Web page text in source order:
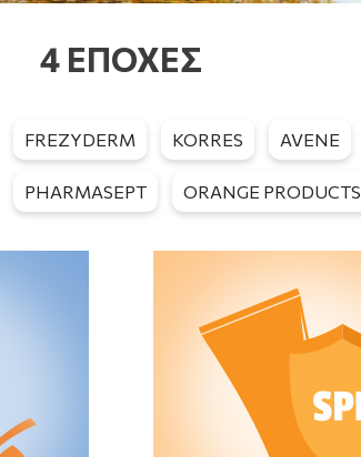
4 ΕΠΟΧΕΣ
FREZYDERM KORRES AVENE
PHARMASEPT ORANGE PRODUCTS